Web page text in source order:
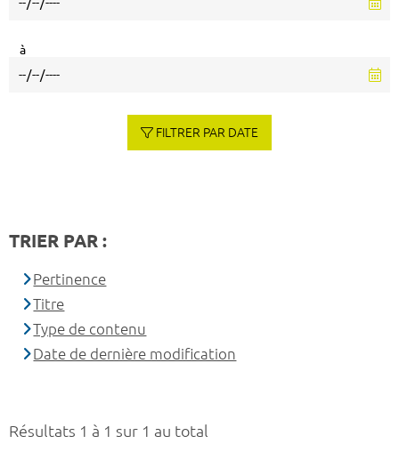
Résultats 1 à 1 sur 1 au total
à
FILTRER PAR DATE
TRIER PAR :
Pertinence
Titre
Type de contenu
Date de dernière modification